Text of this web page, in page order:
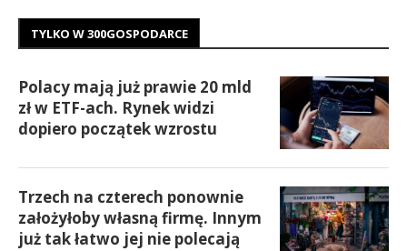
TYLKO W 300GOSPODARCE
Polacy mają już prawie 20 mld
zł w ETF-ach. Rynek widzi
dopiero początek wzrostu
Trzech na czterech ponownie
założyłoby własną firmę. Innym
już tak łatwo jej nie polecają